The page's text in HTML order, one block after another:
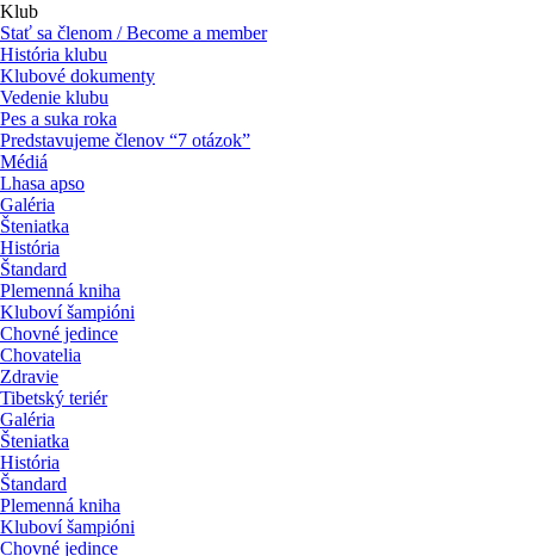
Klub
Stať sa členom / Become a member
História klubu
Klubové dokumenty
Vedenie klubu
Pes a suka roka
Predstavujeme členov “7 otázok”
Médiá
Lhasa apso
Galéria
Šteniatka
História
Štandard
Plemenná kniha
Kluboví šampióni
Chovné jedince
Chovatelia
Zdravie
Tibetský teriér
Galéria
Šteniatka
História
Štandard
Plemenná kniha
Kluboví šampióni
Chovné jedince